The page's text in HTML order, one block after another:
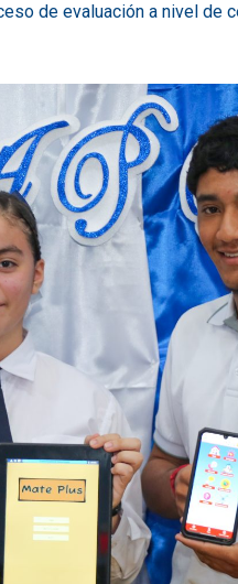
de evaluación a nivel de